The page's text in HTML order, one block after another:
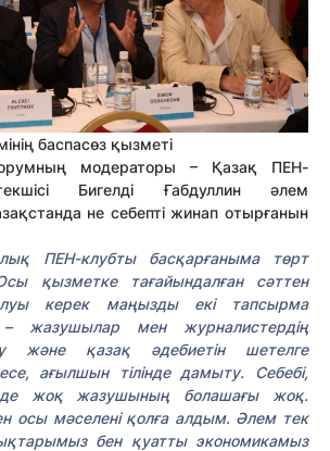
баспасөз қызметі
модераторы – Қазақ ПЕН-
Бигелді Ғабдуллин әлем
не себепті жинап отырғанын
ПЕН-клубты басқарғаныма төрт
қызметке тағайындалған сәттен
керек маңызды екі тапсырма
жазушылар мен журналистердің
және қазақ әдебиетін шетелге
ағылшын тілінде дамыту. Себебі,
жоқ жазушының болашағы жоқ.
осы мәселені қолға алдым. Әлем тек
бен қуатты экономикамыз